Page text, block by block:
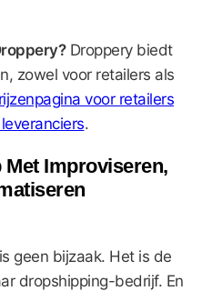
Droppery biedt
zowel voor retailers als
voor retailers
.
Improviseren,
geen bijzaak. Het is de
dropshipping-bedrijf. En